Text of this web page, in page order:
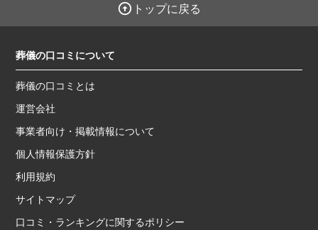
トップに戻る
葬儀の口コミについて
葬儀の口コミとは
運営会社
事業者向け・掲載情報について
個人情報保護方針
利用規約
サイトマップ
口コミ・ランキングに関するポリシー